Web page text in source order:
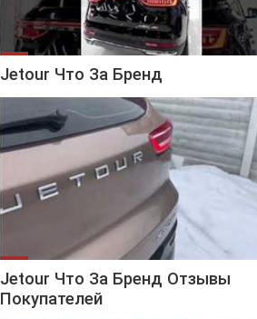
Jetour Что За Бренд
Jetour Что За Бренд Отзывы
Покупателей